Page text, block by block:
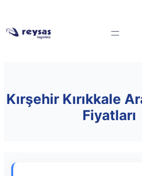
Kırşehir Kırıkkale
Fiyatları